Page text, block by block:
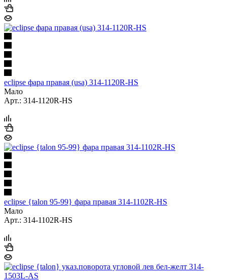
eclipse фара правая (usa) 314-1120R-HS
Мало
Арт.: 314-1120R-HS
eclipse {talon 95-99} фара правая 314-1102R-HS
Мало
Арт.: 314-1102R-HS